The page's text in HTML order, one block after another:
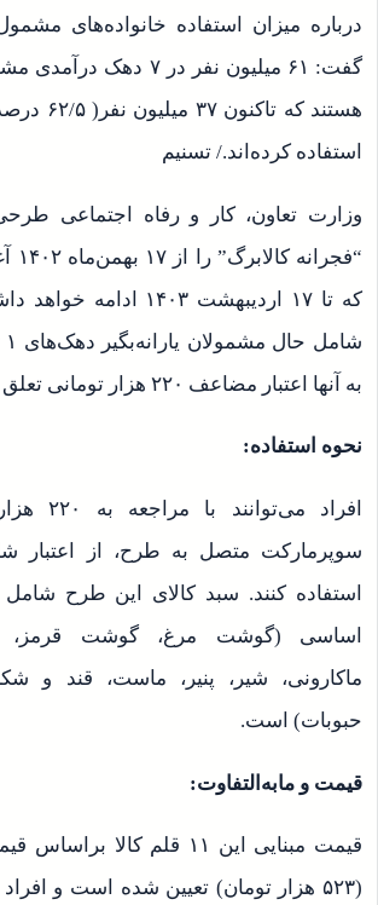
درباره میزان استفاده خانواده‌های
گفت: ۶۱ میلیون نفر در ۷
هستند که
استفاده کرده‌اند./ تسنیم
وزارت تعاون، کار و رفاه اجتماعی
که تا ۱۷ اردیبهشت ۱۴۰۳
به آنها اعتبار مضاعف ۲۲۰ هزار تومانی تعلق می‌گیرد.
نحوه استفاده:
افراد
سوپرمارکت متصل به طرح، از اعتبار
اساسی (گوشت مرغ، گوشت قرمز،
ماکارونی، شیر، پنیر، ماست، قند و
حبوبات) است.
قیمت و مابه‌التفاوت:
(۵۲۳ هزار تومان) تعیین شده است و